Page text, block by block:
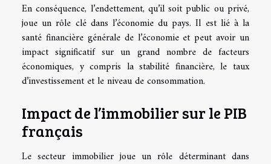
En conséquence, l’endettement, qu’il soit public ou privé,
joue un rôle clé dans l’économie du pays. Il est lié à la
santé financière générale de l’économie et peut avoir un
impact significatif sur un grand nombre de facteurs
économiques, y compris la stabilité financière, le taux
d’investissement et le niveau de consommation.
Impact de l’immobilier sur le PIB
français
Le secteur immobilier joue un rôle déterminant dans